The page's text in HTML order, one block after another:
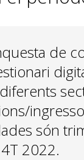
de
són
2022.